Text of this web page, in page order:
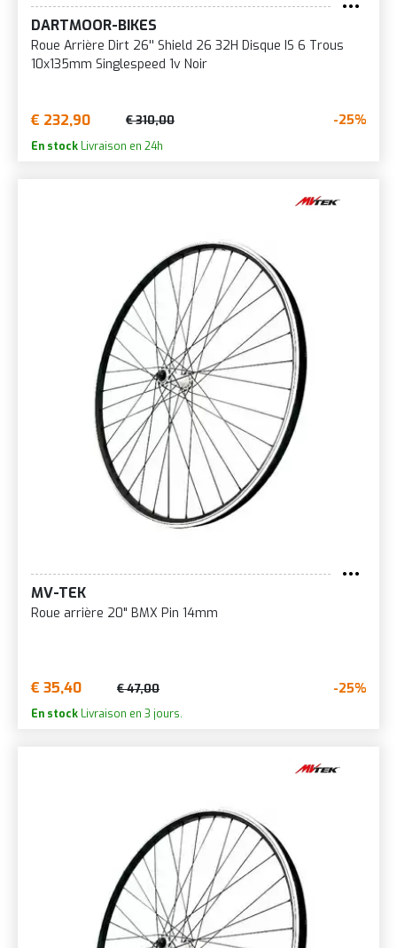
DARTMOOR-BIKES
Roue Arrière Dirt 26'' Shield 26 32H Disque IS 6 Trous
10x135mm Singlespeed 1v Noir
€ 232,90 € 310,00 -25%
En stock Livraison en 24h
MV-TEK
Roue arrière 20" BMX Pin 14mm
€ 35,40 € 47,00 -25%
En stock Livraison en 3 jours.